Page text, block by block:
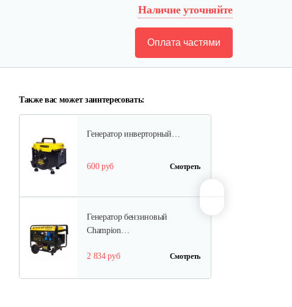
Наличие уточняйте
Оплата частями
Также вас может заинтересовать:
Генератор инверторный…
600 руб Смотреть
Генератор бензиновый
Champion…
2 834 руб Смотреть